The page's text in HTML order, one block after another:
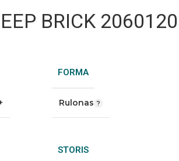
BRICK
FORMA
Rulonas
STORIS